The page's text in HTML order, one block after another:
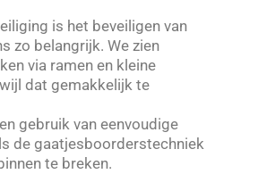
is het beveiligen van
zo belangrijk. We zien
via ramen en kleine
dat gemakkelijk te
gebruik van eenvoudige
de gaatjesboorderstechniek
te breken.